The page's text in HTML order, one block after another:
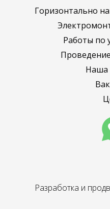
Горизонтально
​Работы по
Наша
Разработка и